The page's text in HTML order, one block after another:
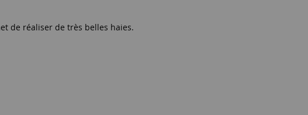
de réaliser de très belles haies.